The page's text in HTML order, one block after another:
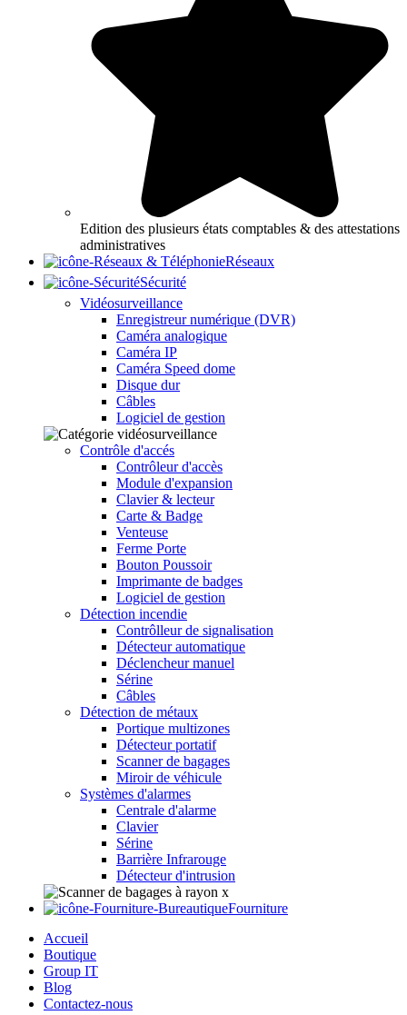
Edition des plusieurs états comptables & des attestations
administratives
Réseaux
Sécurité
Vidéosurveillance
Enregistreur numérique (DVR)
Caméra analogique
Caméra IP
Caméra Speed dome
Disque dur
Câbles
Logiciel de gestion
Contrôle d'accés
Contrôleur d'accès
Module d'expansion
Clavier & lecteur
Carte & Badge
Venteuse
Ferme Porte
Bouton Poussoir
Imprimante de badges
Logiciel de gestion
Détection incendie
Contrôlleur de signalisation
Détecteur automatique
Déclencheur manuel
Sérine
Câbles
Détection de métaux
Portique multizones
Détecteur portatif
Scanner de bagages
Miroir de véhicule
Systèmes d'alarmes
Centrale d'alarme
Clavier
Sérine
Barrière Infrarouge
Détecteur d'intrusion
Fourniture
Accueil
Boutique
Group IT
Blog
Contactez-nous